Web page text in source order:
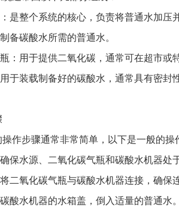
整个系统的核心，负责将普通水加压并
碳酸水所需的普通水。
用于提供二氧化碳，通常可在超市或特
装载制备好的碳酸水，通常具有密封性
步骤通常非常简单，以下是一般的操
水源、二氧化碳气瓶和碳酸水机器处
氧化碳气瓶与碳酸水机器连接，确保连
水机器的水箱盖，倒入适量的普通水。